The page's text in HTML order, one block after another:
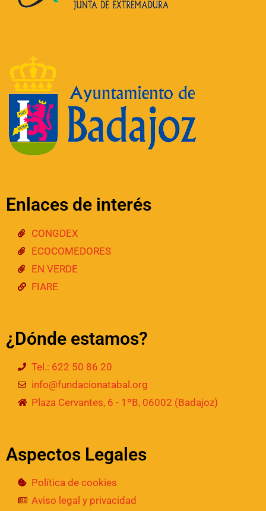
Enlaces de interés
CONGDEX
ECOCOMEDORES
EN VERDE
FIARE
¿Dónde estamos?
Tel.: 622 50 86 20
info@fundacionatabal.org
Plaza Cervantes, 6 - 1ºB, 06002 (Badajoz)
Aspectos Legales
Política de cookies
Aviso legal y privacidad